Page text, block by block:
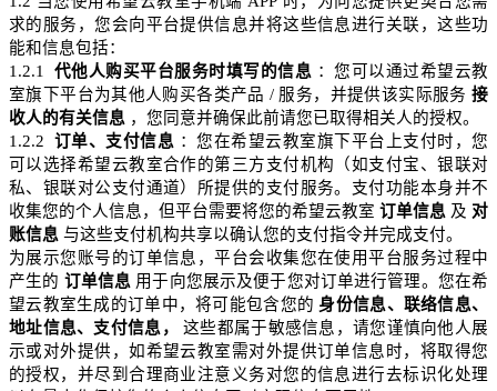
求的服务，您会向平台提供信息并将这些信息进行关联，这些功
能和信息包括：
1.2.1
代他人购买平台服务时填写的信息 ：您可以通过希望云教
室旗下平台为其他人购买各类产品 / 服务，并提供该实际服务 接
收人的有关信息 ，您同意并确保此前请您已取得相关人的授权。
1.2.2
订单、支付信息 ：您在希望云教室旗下平台上支付时，您
可以选择希望云教室合作的第三方支付机构（如支付宝、银联对
私、银联对公支付通道）所提供的支付服务。支付功能本身并不
收集您的个人信息，但平台需要将您的希望云教室 订单信息 及 对
账信息 与这些支付机构共享以确认您的支付指令并完成支付。
为展示您账号的订单信息，平台会收集您在使用平台服务过程中
产生的 订单信息 用于向您展示及便于您对订单进行管理。您在希
望云教室生成的订单中，将可能包含您的 身份信息、联络信息、
地址信息、支付信息，
这些都属于敏感信息，请您谨慎向他人展
示或对外提供，如希望云教室需对外提供订单信息时，将取得您
的授权，并尽到合理商业注意义务对您的信息进行去标识化处理